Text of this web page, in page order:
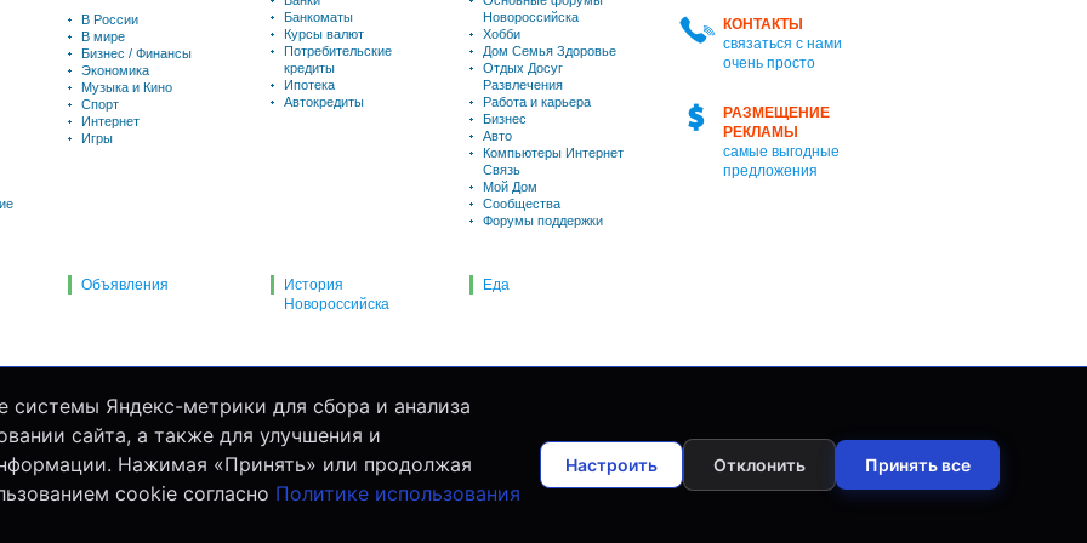
КОНТАКТЫ
связаться с нами
очень просто
РАЗМЕЩЕНИЕ
РЕКЛАМЫ
самые выгодные
предложения
В России
В мире
Бизнес / Финансы
Экономика
Музыка и Кино
Спорт
Интернет
Игры
Банкоматы
Курсы валют
Потребительские
кредиты
Ипотека
Автокредиты
Новороссийска
Хобби
Дом Семья Здоровье
Отдых Досуг
Развлечения
Работа и карьера
Бизнес
Авто
Компьютеры Интернет
Связь
Мой Дом
Сообщества
Форумы поддержки
Объявления
История
Новороссийска
Еда
Яндекс-метрики для сбора и анализа
сайта, а также для улучшения и
Нажимая «Принять» или продолжая
cookie согласно Политике использования
Настроить Отклонить Принять все